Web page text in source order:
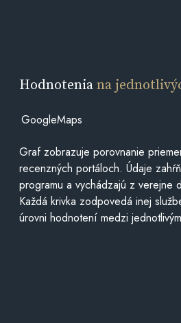
Hodnoteniana
GoogleMaps
Graf zobrazuje porovnanie
recenzných portáloch. Údaje
programu a vychádzajú z verejne
Každá krivka zodpovedá inej
úrovni hodnotení medzi